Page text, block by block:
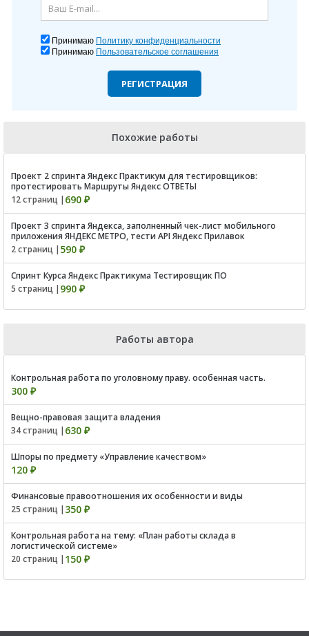
Принимаю Политику конфиденциальности
Принимаю Пользовательское соглашения
РЕГИСТРАЦИЯ
Похожие работы
Проект 2 спринта Яндекс Практикум для тестировщиков:
протестировать Маршруты Яндекс ОТВЕТЫ
12 страниц | 690 ₽
Проект 3 спринта Яндекса, заполненный чек-лист мобильного
приложения ЯНДЕКС МЕТРО, тести API Яндекс Прилавок
2 страниц | 590 ₽
Спринт Курса Яндекс Практикума Тестировщик ПО
5 страниц | 990 ₽
Работы автора
Контрольная работа по уголовному праву. особенная часть.
300 ₽
Вещно-правовая защита владения
34 страниц | 630 ₽
Шпоры по предмету «Управление качеством»
120 ₽
Финансовые правоотношения их особенности и виды
25 страниц | 350 ₽
Контрольная работа на тему: «План работы склада в
логистической системе»
20 страниц | 150 ₽